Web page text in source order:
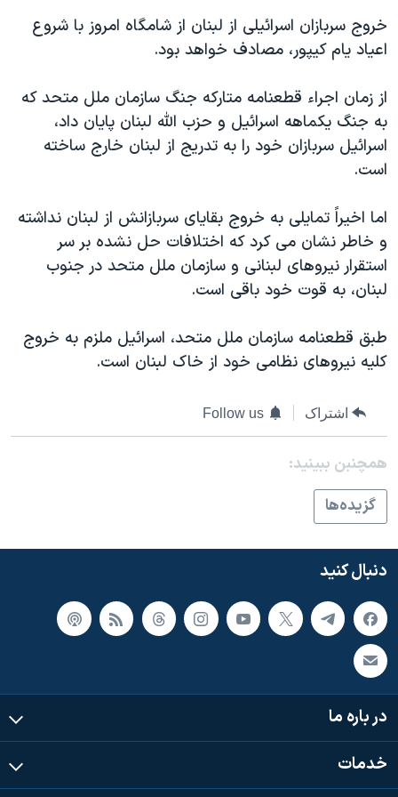
فرهنگ و زندگی
حقوق شهروندی
علم و فناوری
اسرائیل در جنگ
گالری عکس
آرشیو پخش زنده
انتخابات ریاست جمهوری آمریکا ۲۰۲۴
رمز مهسا
ورزش زنان در ایران
اعتراضات زن، زندگی، آزادی
مجموعه مستندهای دادخواهی
تریبونال مردمی آبان ۹۸
دادگاه حمید نوری
قانون شفافیت دارائی کادر رهبری ایران
اعتراضات مردمی آبان ۹۸
نرگس محمدی برنده جایزه نوبل صلح
همایش محافظه‌کاران آمریکا «سی‌پک»
صفحه‌های ویژه
دنبال کنید
زبانهای مختلف
خروج سربازان اسرائيلی از لبنان از شامگاه امروز با شروع
اعياد يام کيپور، مصادف خواهد بود.
از زمان اجراء قطعنامه متارکه جنگ سازمان ملل متحد که
به جنگ يکماهه اسرائيل و حزب الله لبنان پايان داد،
اسرائيل سربازان خود را به تدريج از لبنان خارج ساخته
است.
اما اخيراً تمايلی به خروج بقايای سربازانش از لبنان نداشته
و خاطر نشان می کرد که اختلافات حل نشده بر سر
استقرار نيروهای لبنانی و سازمان ملل متحد در جنوب
لبنان، به قوت خود باقی است.
طبق قطعنامه سازمان ملل متحد، اسرائيل ملزم به خروج
کليه نيروهای نظامی خود از خاک لبنان است.
اشتراک Follow us
همچنبن ببینید:
گزيده‌ها
دنبال کنید
در باره ما
خدمات